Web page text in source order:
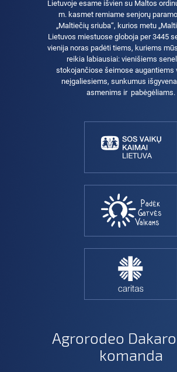
Lietuvoje esame išvien su Maltos
m. kasmet remiame senjorų
„Maltiečių sriuba“, kurios metu
Lietuvos miestuose globoja per 3445
vienija noras padėti tiems, kuriems
reikia labiausiai: vienišiems
stokojančiose šeimose augantiems
neįgaliesiems, sunkumus
asmenims ir pabėgėliams.
Agrorodeo
komanda